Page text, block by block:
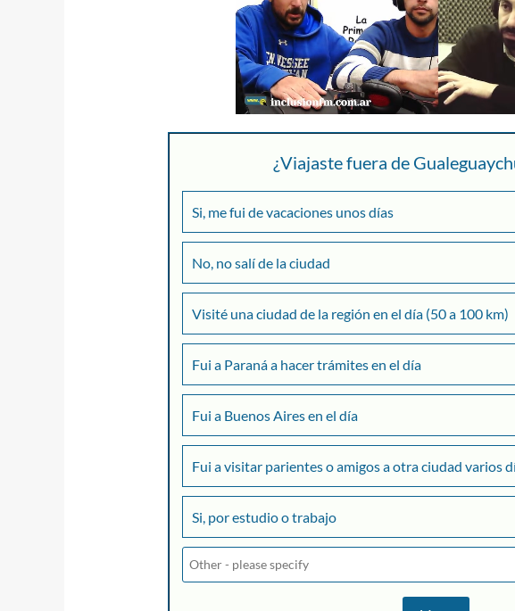
¿Viajaste fuera de
Si, me fui de vacaciones unos días
No, no salí de la ciudad
Visité una ciudad de la región en el día (50 a 100 km)
Fui a Paraná a hacer trámites en el día
Fui a Buenos Aires en el día
Fui a visitar parientes o amigos a otra ciudad varios
Si, por estudio o trabajo